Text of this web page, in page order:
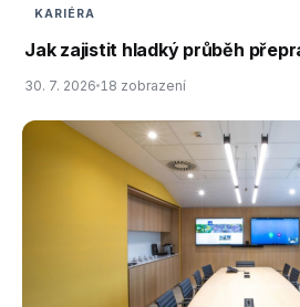
KARIÉRA
Jak zajistit hladký průběh
30. 7. 2026 18 zobrazení